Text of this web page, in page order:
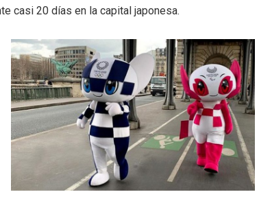
casi 20 días en la capital japonesa.